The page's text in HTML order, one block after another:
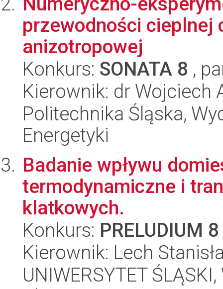
przewodności cieplnej
anizotropowej
Konkurs: SONATA 8 ,
Kierownik: dr Wojciech
Politechnika Śląska,
Energetyki
Badanie wpływu
termodynamiczne i
klatkowych.
Konkurs: PRELUDIUM 8
Kierownik: Lech
UNIWERSYTET